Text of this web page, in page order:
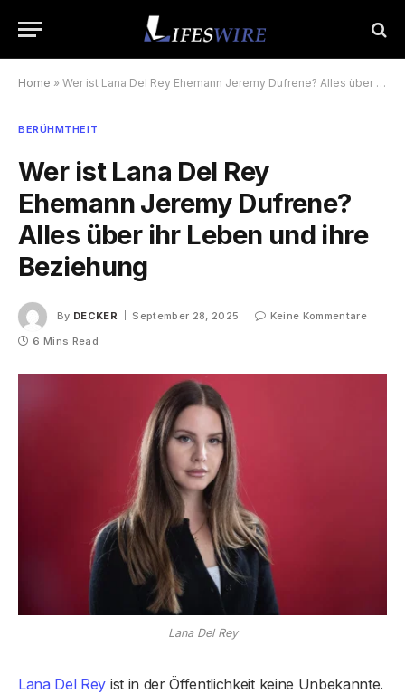
Home » Wer ist Lana Del Rey Ehemann Jeremy Dufrene? Alles über ihr Leben und ihre Beziehung
BERÜHMTHEIT
Wer ist Lana Del Rey
Ehemann Jeremy Dufrene?
Alles über ihr Leben und ihre
Beziehung
By DECKER September 28, 2025
Keine Kommentare
6 Mins Read
Lana Del Rey
Lana Del Rey ist in der Öffentlichkeit keine Unbekannte.